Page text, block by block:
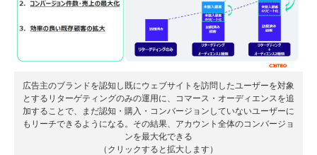
広告主のブランドを認知し既にウェブサイトを訪問したユーザーを対象
とするリターゲティングのみの運用に、コマース・オーディエンスを追
加することで、まだ認知・購入・コンバージョンしていないユーザーに
もリーチできるようになる。その結果、アカウント全体のコンバージョ
ンを最大化できる
（クリックすると拡大します）